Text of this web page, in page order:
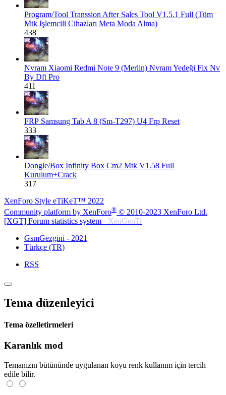
Program/Tool Transsion After Sales Tool V1.5.1 Full (Tüm
Mtk Işlemcili Cihazları Meta Moda Alma)
438
Nvram Xiaomi Redmi Note 9 (Merlin) Nvram Yedeği Fix Nv
By Dft Pro
411
FRP Samsung Tab A 8 (Sm-T297) U4 Frp Reset
333
Dongle/Box İnfinity Box Cm2 Mtk V1.58 Full
Kurulum+Crack
317
XenForo Style eTiKeT™ 2022
Community platform by XenForo® © 2010-2023 XenForo Ltd.
[XGT] Forum statistics system - XenGenTr
GsmGezgini - 2021
Türkçe (TR)
RSS
Tema düzenleyici
Tema özelletirmeleri
Karanlık mod
Temanızın bütününde uygulanan koyu renk kullanım için tercih
edile bilir.